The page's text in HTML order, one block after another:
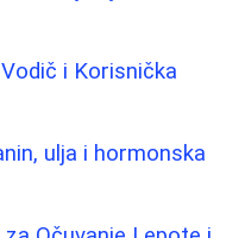
i Korisnička
ulja i hormonska